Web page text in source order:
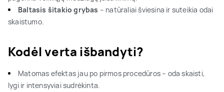
Baltasis šitakio grybas – natūraliai šviesina ir suteikia odai
skaistumo.
Kodėl verta išbandyti?
Matomas efektas jau po pirmos procedūros – oda skaisti,
lygi ir intensyviai sudrėkinta.